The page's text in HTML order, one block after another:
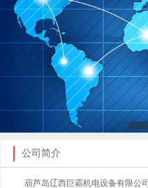
公司简介
葫芦岛辽西巨霸机电设备有限公